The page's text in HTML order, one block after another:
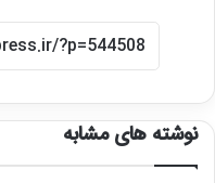
نوشته های مشابه